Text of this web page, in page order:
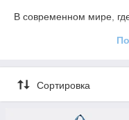
В современном мире,
покупок с нанесением
заявление о
Компания [Ваше
Сортировка